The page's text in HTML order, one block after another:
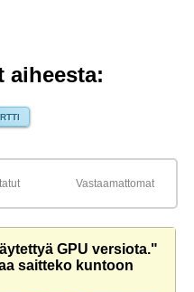
aiheesta:
Vastaamattomat
GPU versiota."
saitteko kuntoon